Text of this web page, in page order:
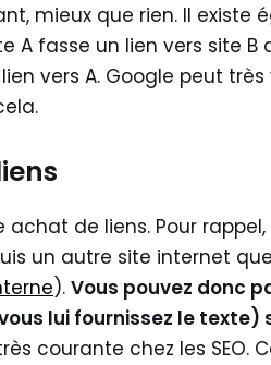
mieux que rien. Il existe
A fasse un lien vers site B
vers A. Google peut très
de liens. Pour rappel,
un autre site internet
). Vous pouvez donc
lui fournissez le texte)
courante chez les SEO.